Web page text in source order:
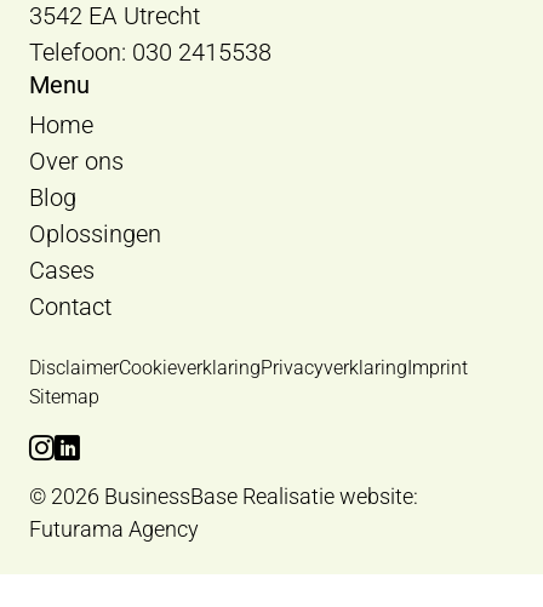
3542 EA Utrecht
Telefoon: 030 2415538
Menu
Home
Over ons
Blog
Oplossingen
Cases
Contact
DisclaimerCookieverklaringPrivacyverklaring Imprint
Sitemap
Bekijk Instagram van BusinessBase
Bekijk LinkedIn van BusinessBase
© 2026 BusinessBase Realisatie website:
Futurama Agency